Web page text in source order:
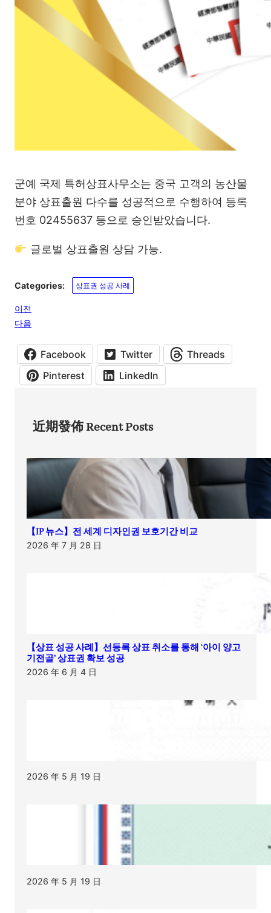
군예 국제 특허상표사무소는 중국 고객의 농산물
분야 상표출원 다수를 성공적으로 수행하여 등록
번호 02455637 등으로 승인받았습니다.
글로벌 상표출원 상담 가능.
Categories: 상표권 성공 사례
이전
다음
Facebook Twitter
Threads
Pinterest
LinkedIn
近期發佈 Recent Posts
【IP 뉴스】전 세계 디자인권 보호기간 비교
2026 年 7 月 28 日
【상표 성공 사례】선등록 상표 취소를 통해 ‘아이 양고
기전골’ 상표권 확보 성공
2026 年 6 月 4 日
2026 年 5 月 19 日
2026 年 5 月 19 日